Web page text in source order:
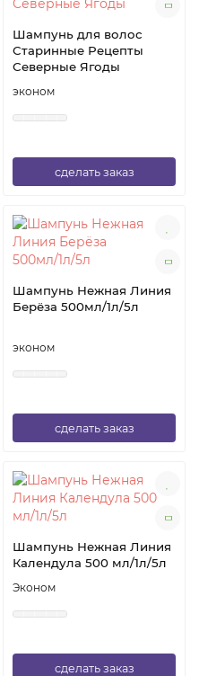
Шампунь для волос
Старинные Рецепты
Северные Ягоды
эконом
сделать заказ
Шампунь Нежная Линия
Берёза 500мл/1л/5л
эконом
сделать заказ
Шампунь Нежная Линия
Календула 500 мл/1л/5л
Эконом
сделать заказ